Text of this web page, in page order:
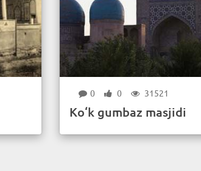
0 0 31521
Ko‘k gumbaz masjidi